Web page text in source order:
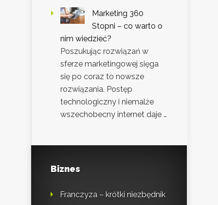
Marketing 360
Stopni – co warto o
nim wiedzieć?
Poszukując rozwiązań w
sferze marketingowej sięga
się po coraz to nowsze
rozwiązania. Postęp
technologiczny i niemalże
wszechobecny internet daje …
Biznes
Franczyza – krótki niezbędnik